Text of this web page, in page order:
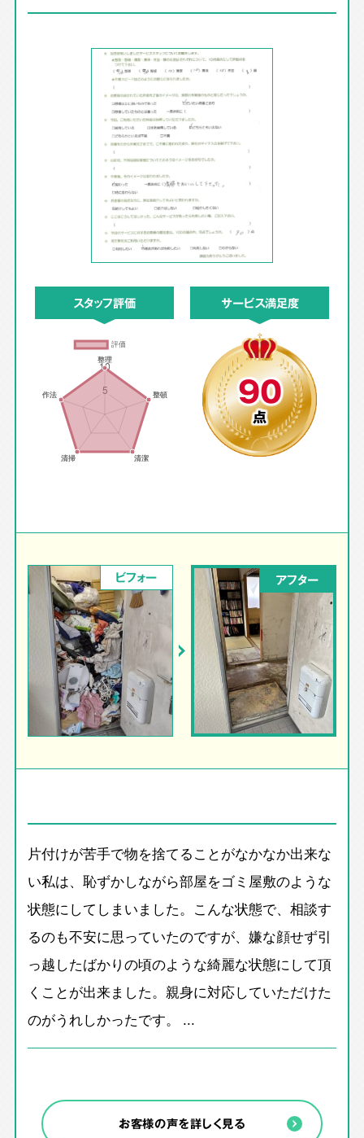
スタッフ評価 サービス満足度
90
点
ビフォー アフター
片付けが苦手で物を捨てることがなかなか出来な
い私は、恥ずかしながら部屋をゴミ屋敷のような
状態にしてしまいました。こんな状態で、相談す
るのも不安に思っていたのですが、嫌な顔せず引
っ越したばかりの頃のような綺麗な状態にして頂
くことが出来ました。親身に対応していただけた
のがうれしかったです。 ...
お客様の声を詳しく見る